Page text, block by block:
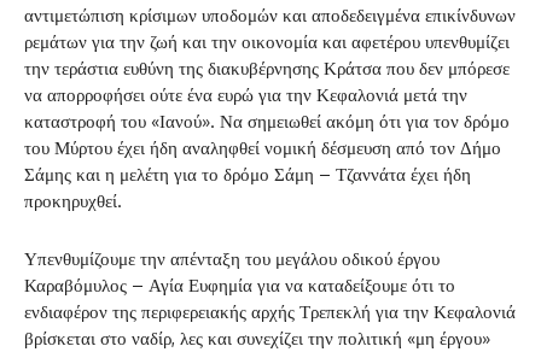
αντιμετώπιση κρίσιμων υποδομών και αποδεδειγμένα επικίνδυνων
ρεμάτων για την ζωή και την οικονομία και αφετέρου υπενθυμίζει
την τεράστια ευθύνη της διακυβέρνησης Κράτσα που δεν μπόρεσε
να απορροφήσει ούτε ένα ευρώ για την Κεφαλονιά μετά την
καταστροφή του «Ιανού». Να σημειωθεί ακόμη ότι για τον δρόμο
του Μύρτου έχει ήδη αναληφθεί νομική δέσμευση από τον Δήμο
Σάμης και η μελέτη για το δρόμο Σάμη – Τζαννάτα έχει ήδη
προκηρυχθεί.
Υπενθυμίζουμε την απένταξη του μεγάλου οδικού έργου
Καραβόμυλος – Αγία Ευφημία για να καταδείξουμε ότι το
ενδιαφέρον της περιφερειακής αρχής Τρεπεκλή για την Κεφαλονιά
βρίσκεται στο ναδίρ, λες και συνεχίζει την πολιτική «μη έργου»